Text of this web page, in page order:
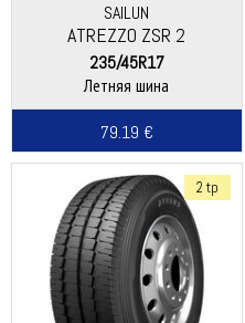
SAILUN
ATREZZO ZSR 2
235/45R17
Летняя шина
79.19 €
2 tp